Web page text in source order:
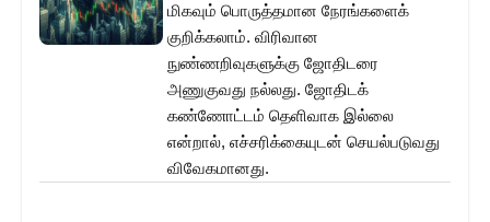
மிகவும் பொருத்தமான நேரங்களைக்
குறிக்கலாம். விரிவான
நுண்ணறிவுகளுக்கு ஜோதிடரை
அணுகுவது நல்லது. ஜோதிடக்
கண்ணோட்டம் தெளிவாக இல்லை
என்றால், எச்சரிக்கையுடன் செயல்படுவது
விவேகமானது.